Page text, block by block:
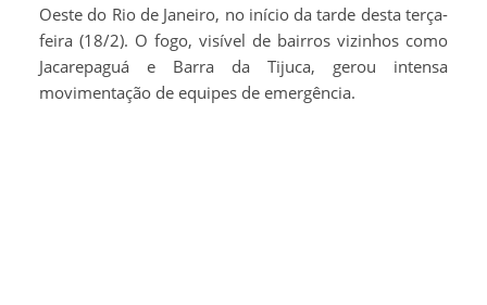
Oeste do Rio de Janeiro, no início da tarde desta terça-
feira (18/2). O fogo, visível de bairros vizinhos como
Jacarepaguá e Barra da Tijuca, gerou intensa
movimentação de equipes de emergência.